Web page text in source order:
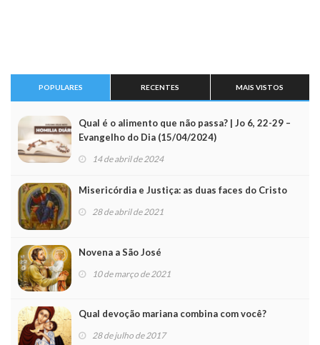
POPULARES RECENTES MAIS VISTOS
Qual é o alimento que não passa? | Jo 6, 22-29 –
Evangelho do Dia (15/04/2024)
14 de abril de 2024
Misericórdia e Justiça: as duas faces do Cristo
28 de abril de 2021
Novena a São José
10 de março de 2021
Qual devoção mariana combina com você?
28 de julho de 2017